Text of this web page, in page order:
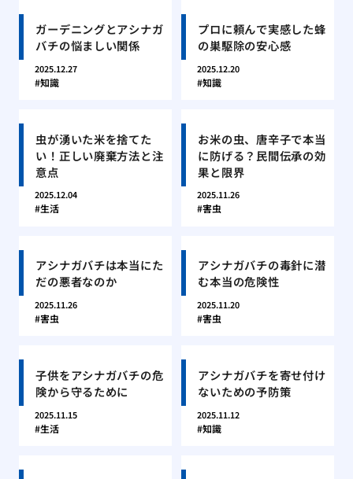
ガーデニングとアシナガ
バチの悩ましい関係
2025.12.27
知識
プロに頼んで実感した蜂
の巣駆除の安心感
2025.12.20
知識
虫が湧いた米を捨てた
い！正しい廃棄方法と注
意点
2025.12.04
生活
お米の虫、唐辛子で本当
に防げる？民間伝承の効
果と限界
2025.11.26
害虫
アシナガバチは本当にた
だの悪者なのか
2025.11.26
害虫
アシナガバチの毒針に潜
む本当の危険性
2025.11.20
害虫
子供をアシナガバチの危
険から守るために
2025.11.15
生活
アシナガバチを寄せ付け
ないための予防策
2025.11.12
知識